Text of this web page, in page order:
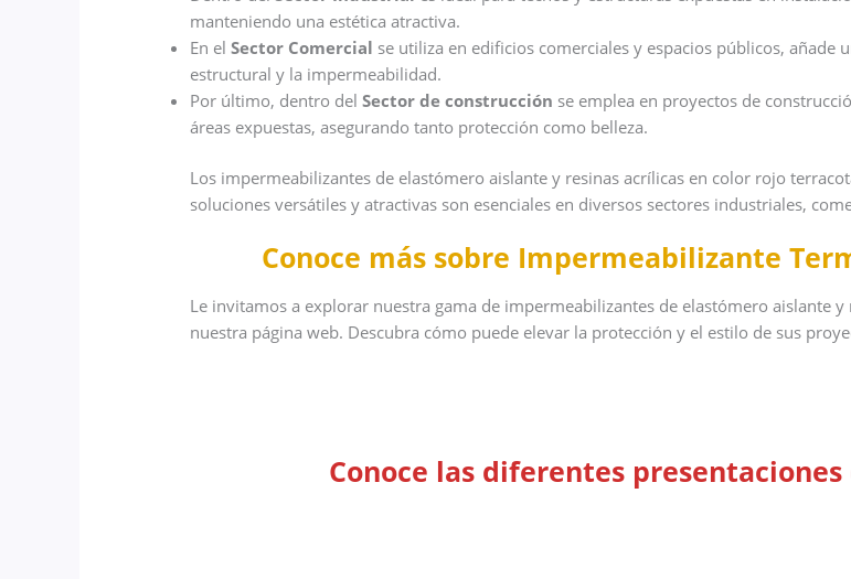
manteniendo una estética atractiva.
En elSector Comercial se utiliza en edificios comerciales y espacios públicos, añade
estructural y la impermeabilidad.
Por último, dentro delSector de construcción se emplea en proyectos de
áreas expuestas, asegurando tanto protección como belleza.
Los impermeabilizantes de elastómero aislante y resinas acrílicas en color rojo
soluciones versátiles y atractivas son esenciales en diversos sectores industriales,
Conoce más sobre Impermeabilizante
Le invitamos a explorar nuestra gama de impermeabilizantes de elastómero aislante
nuestra página web. Descubra cómo puede elevar la protección y el estilo de sus
Conoce las diferentes